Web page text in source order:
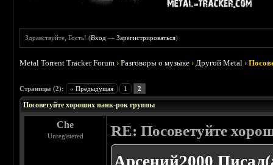
Здравствуйте, Гость! (Вход —Зарегистрироваться)
Metal Torrent Tracker Forum ›Разговоры о музыке ›Другой Metal ›
Страницы (2): « Предыдущая 1 2
Посоветуйте хороших панк-рок группы
Che
Unregistered RE: Посоветуйте
Арсений2000